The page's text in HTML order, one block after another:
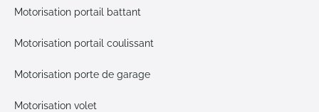
Motorisation portail battant
Motorisation portail coulissant
Motorisation porte de garage
Motorisation volet